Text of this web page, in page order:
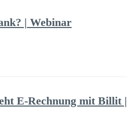
| Webinar
E-Rechnung mit Billit |